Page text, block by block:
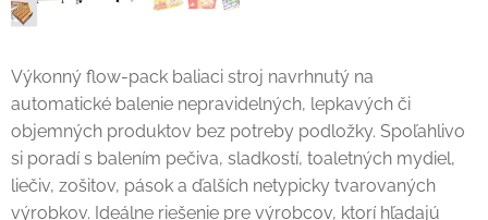
Výkonný flow-pack baliaci stroj navrhnutý na
automatické balenie nepravidelných, lepkavých či
objemných produktov bez potreby podložky. Spoľahlivo
si poradí s balením pečiva, sladkostí, toaletných mydiel,
liečiv, zošitov, pások a ďalších netypicky tvarovaných
výrobkov. Ideálne riešenie pre výrobcov, ktorí hľadajú